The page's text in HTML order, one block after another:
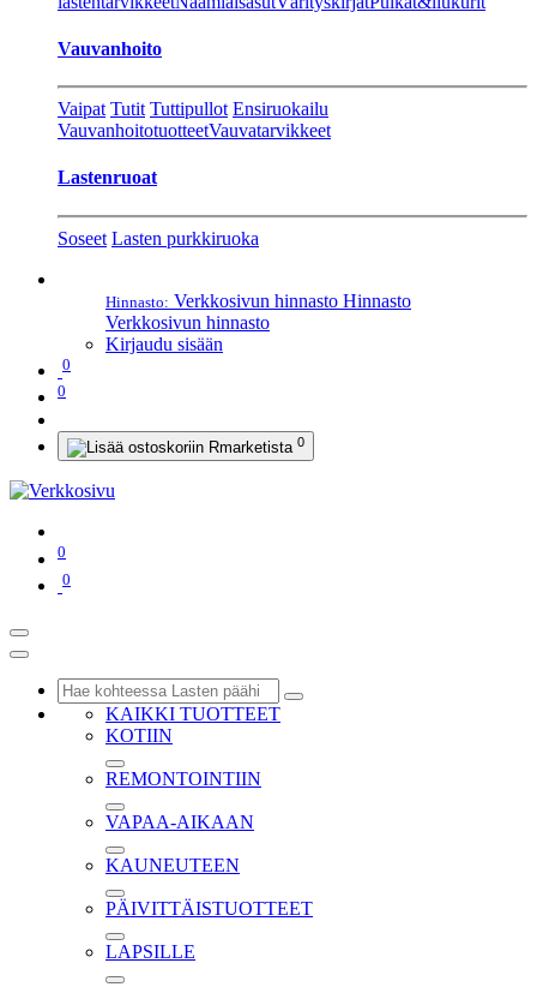
Vauvanhoito
Vaipat Tutit Tuttipullot Ensiruokailu
VauvanhoitotuotteetVauvatarvikkeet
Lastenruoat
Soseet Lasten purkkiruoka
Hinnasto: Verkkosivun hinnasto Hinnasto
Verkkosivun hinnasto
Kirjaudu sisään
0
0
0
0
0
KAIKKI TUOTTEET
KOTIIN
REMONTOINTIIN
VAPAA-AIKAAN
KAUNEUTEEN
PÄIVITTÄISTUOTTEET
LAPSILLE